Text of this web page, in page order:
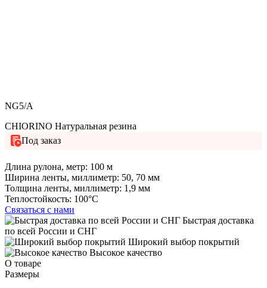
NG5/A
CHIORINO Натуральная резина
Под заказ
Длина рулона, метр: 100 м
Ширина ленты, миллиметр: 50, 70 мм
Толщина ленты, миллиметр: 1,9 мм
Теплостойкость: 100°C
Связаться с нами
Быстрая доставка
по всей России и СНГ
Широкий выбор покрытий
Высокое качество
О товаре
Размеры